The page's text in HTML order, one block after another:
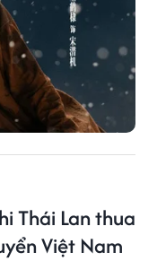
Thái Lan thua
Việt Nam